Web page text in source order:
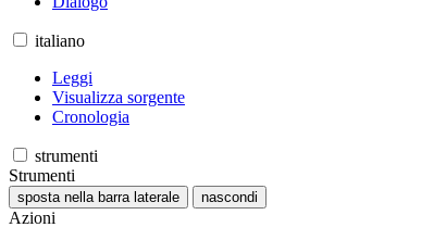
italiano
Leggi
Visualizza sorgente
Cronologia
strumenti
Strumenti
sposta nella barra laterale nascondi
Azioni